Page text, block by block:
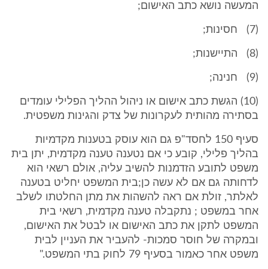
המעשה נושא כתב האישום;
(7) חסינות;
(8) התיישנות;
(9) חנינה;
(10) הגשת כתב אישום או ניהול ההליך הפלילי עומדים
בסתירה מהותית לעקרונות של צדק והגינות משפטית.
סעיף 150 לחסד"פ גם הוא עוסק בטענות מקדמיות
בהליך פלילי, קובע כי אם נטענה טענה מקדמית, יתן בית
משפט לתובע הזדמנות להשיב עליה, אולם רשאי הוא
לדחותה גם אם לא עשה כן;בית המשפט יחליט בטענה
לאלתר, זולת אם ראה להשהות את מתן החלטתו לשלב
אחר במשפט ; נתקבלה טענה מקדמית, רשאי בית
המשפט לתקן את כתב האישום או לבטל את האישום,
ובמקרה של חוסר סמכות- להעביר את העניין לבית
משפט אחר כאמור בסעיף 79 לחוק בתי המשפט."